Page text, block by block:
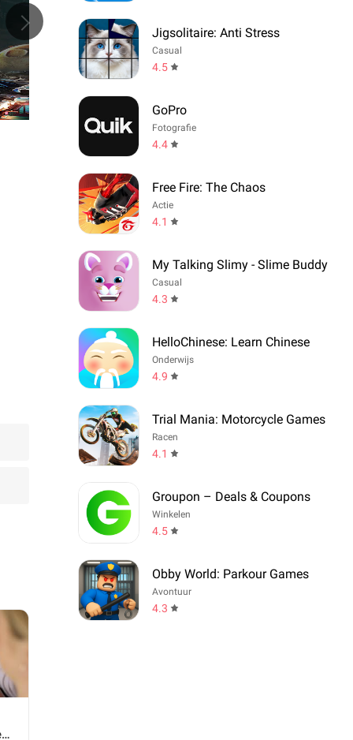
Jigsolitaire: Anti Stress
Casual
4.5
GoPro
Fotografie
4.4
Free Fire: The Chaos
Actie
4.1
My Talking Slimy - Slime Buddy
Casual
4.3
HelloChinese: Learn Chinese
Onderwijs
4.9
Trial Mania: Motorcycle Games
Racen
4.1
Groupon – Deals & Coupons
Winkelen
4.5
Obby World: Parkour Games
Avontuur
4.3